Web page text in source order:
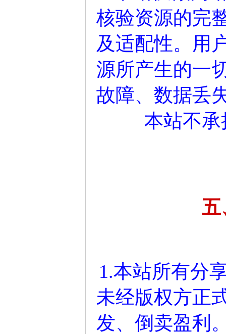
核验资源的完
及适配性。用
源所产生的一
故障、数据丢
本站不
五
1.本站所有分
未经版权方正
发、倒卖盈利